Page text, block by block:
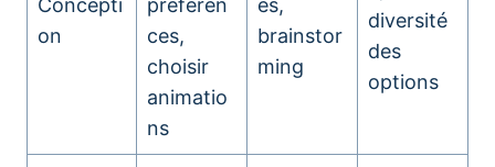
Concepti
on
préféren
ces,
choisir
animatio
ns
es,
brainstor
ming
diversité
des
options